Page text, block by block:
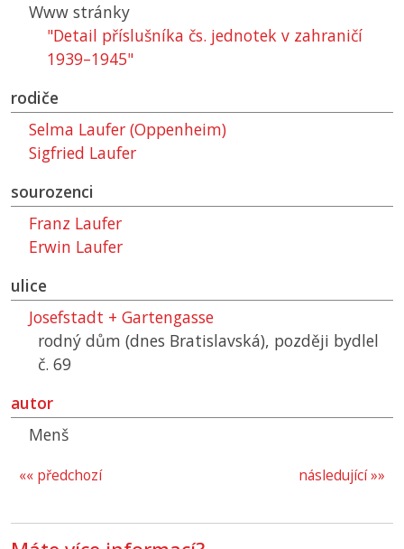
Www stránky
"Detail příslušníka čs. jednotek v zahraničí
1939–1945"
rodiče
Selma Laufer (Oppenheim)
Sigfried Laufer
sourozenci
Franz Laufer
Erwin Laufer
ulice
Josefstadt + Gartengasse
rodný dům (dnes Bratislavská), později bydlel
č. 69
autor
Menš
následující »»
«« předchozí